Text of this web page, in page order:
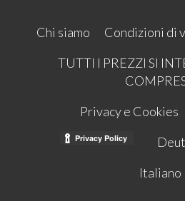
Chi siamo Condizioni di
TUTTI I PREZZI SI
Privacy e Cookies
Italiano